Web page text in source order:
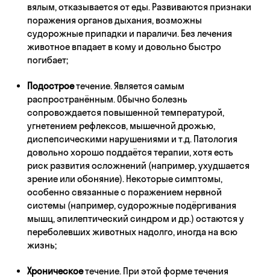
вялым, отказывается от еды. Развиваются признаки
поражения органов дыхания, возможны
судорожные припадки и параличи. Без лечения
животное впадает в кому и довольно быстро
погибает;
Подостроетечение. Является самым
распространённым. Обычно болезнь
сопровождается повышенной температурой,
угнетением рефлексов, мышечной дрожью,
диспепсическими нарушениями и т.д. Патология
довольно хорошо поддаётся терапии, хотя есть
риск развития осложнений (например, ухудшается
зрение или обоняние). Некоторые симптомы,
особенно связанные с поражением нервной
системы (например, судорожные подёргивания
мышц, эпилептический синдром и др.) остаются у
переболевших животных надолго, иногда на всю
жизнь;
Хроническоетечение. При этой форме течения